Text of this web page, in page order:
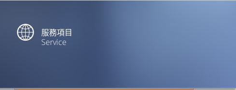
服務項目
Service